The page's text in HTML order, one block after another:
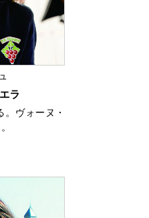
ラ
ヴォーヌ・